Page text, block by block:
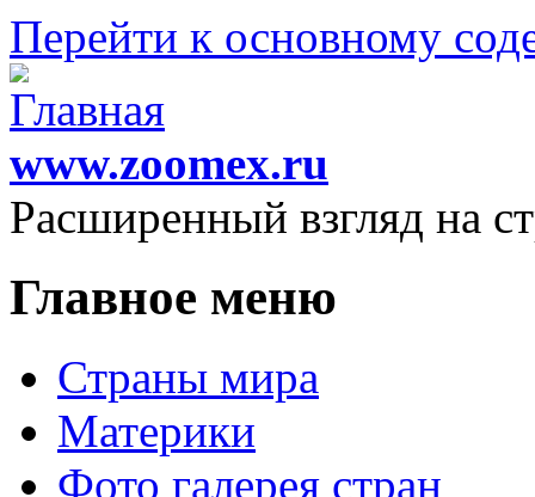
Перейти к основному
www.zoomex.ru
Расширенный взгляд на
Главное меню
Страны мира
Материки
Фото галерея стран